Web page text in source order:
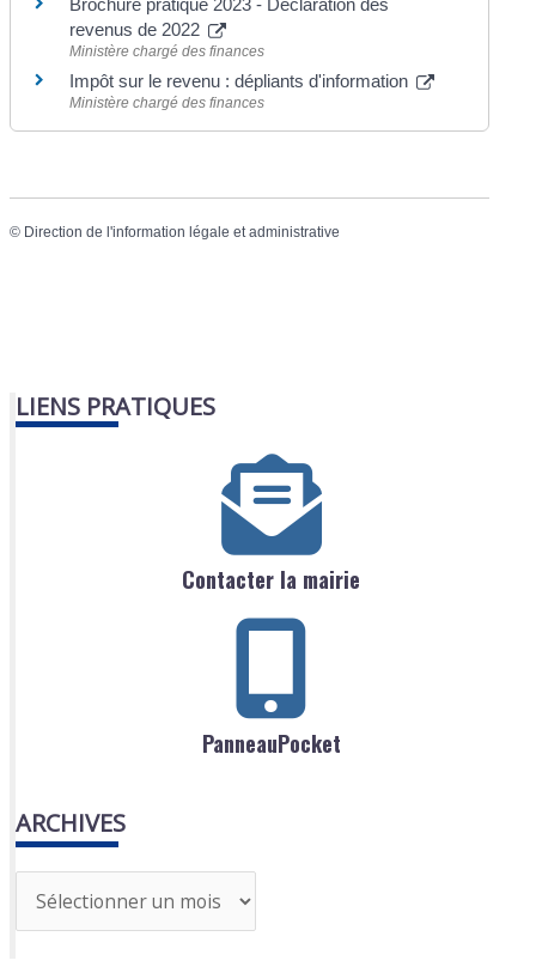
Brochure pratique 2023 - Déclaration des
revenus de 2022
Ministère chargé des finances
Impôt sur le revenu : dépliants d'information
Ministère chargé des finances
© Direction de l'information légale et administrative
LIENS PRATIQUES
Contacter la mairie
PanneauPocket
ARCHIVES
r